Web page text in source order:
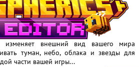
изменяет внешний вид вашего мира
туман, небо, облака и звезды для
части вашей игры...